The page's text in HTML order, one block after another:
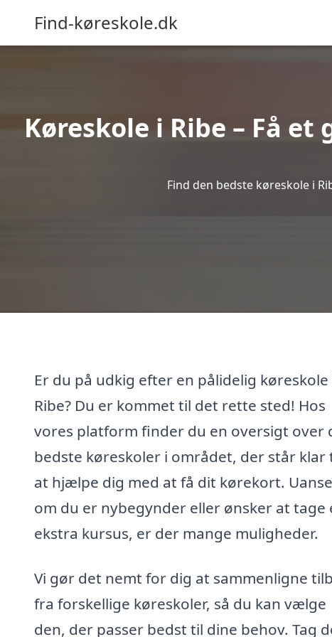
Find-køreskole.dk
Køreskole i Ribe – Få
Find den bedste køreskole i
Er du på udkig efter en pålidelig køreskole
Ribe? Du er kommet til det rette sted! Hos
vores platform finder du en oversigt over
bedste køreskoler i området, der står klar
at hjælpe dig med at få dit kørekort.
om du er nybegynder eller ønsker at tage
ekstra kursus, er der mange muligheder.
Vi gør det nemt for dig at sammenligne
fra forskellige køreskoler, så du kan vælge
den, der passer bedst til dine behov. Tag